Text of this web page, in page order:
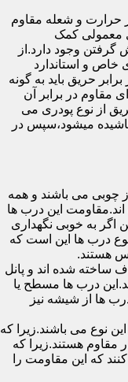
حرارت و شعله مقاوم
معمولی کمک
وجود دارد.از
خاص و استاندارد
حریق باید به گونه
مقاوم در برابر آن
از نوع پودری می
میشود،سپس در
چوبی می باشند و همه
این درب ها
اگر به خوبی نگهداری
درب ها این است که
هستند.
ساخته شده اند و پانل
درب ها مسطح یا
ها از شیشه نیز
نوع می باشند.زیرا که
مقاوم هستند.زیرا که
که این مقاومت را